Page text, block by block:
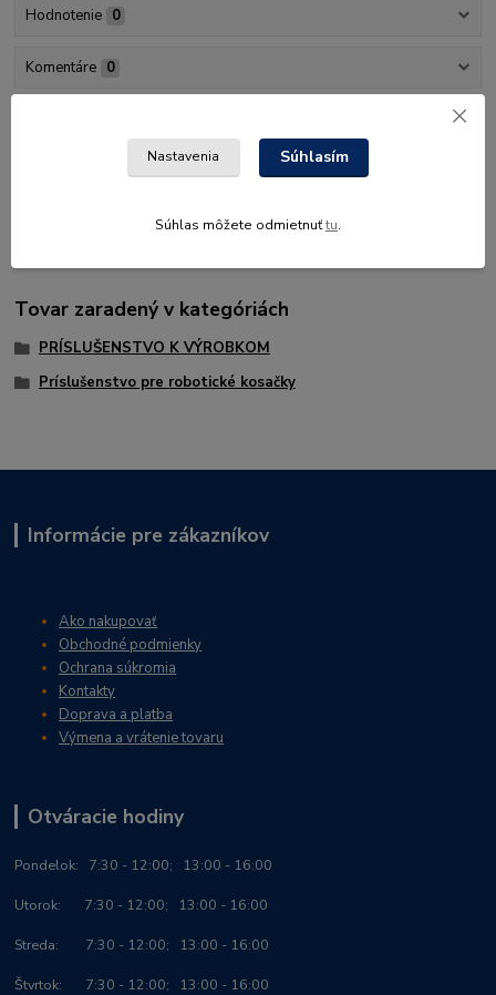
Hodnotenie 0
Komentáre 0
Kompletné špecifikácie
Konektor, ktorý slúži na pripojenie ohraničujúceho vodiča k
Tovar zaradený v kategóriách
PRÍSLUŠENSTVO K VÝROBKOM
Príslušenstvo pre robotické kosačky
Informácie pre zákazníkov
Ako nakupovať
Obchodné podmienky
Ochrana súkromia
Kontakty
Doprava a platba
Výmena a vrátenie tovaru
Otváracie hodiny
Pondelok: 7:30 - 12:00; 13:00 - 16:00
Utorok: 7:30 - 12:00; 13:00 - 16:00
Streda: 7:30 - 12:00; 13:00 - 16:00
Štvrtok: 7:30 - 12:00; 13:00 - 16:00
Nastavenia Súhlasím
Súhlas môžete odmietnuťtu.